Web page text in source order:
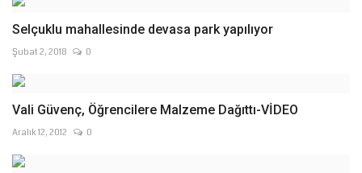
Selçuklu mahallesinde devasa park yapılıyor
Şubat 2, 2018 0
Vali Güvenç, Öğrencilere Malzeme Dağıttı-VİDEO
Aralık 12, 2012 0